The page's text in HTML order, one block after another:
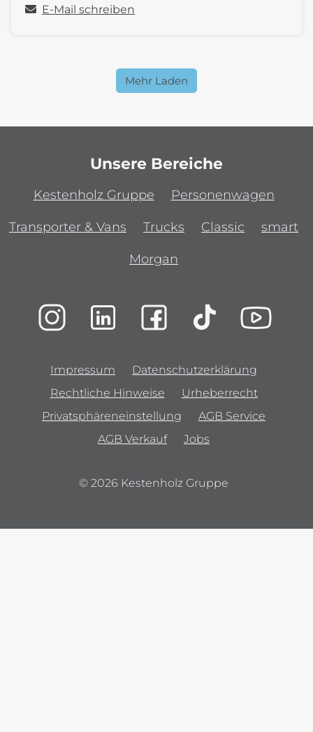
E-Mail schreiben
Mehr Laden
Unsere Bereiche
Kestenholz Gruppe Personenwagen
Transporter & Vans Trucks Classic smart
Morgan
Impressum
Datenschutzerklärung
Rechtliche Hinweise
Urheberrecht
Privatsphäreneinstellung
AGB Service
AGB Verkauf
Jobs
© 2026 Kestenholz Gruppe